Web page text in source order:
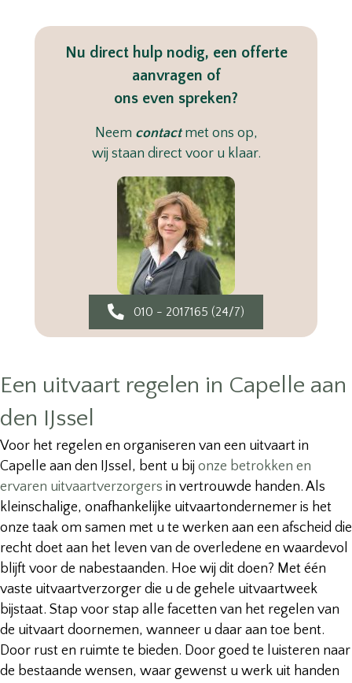
Nu direct hulp nodig, een offerte
aanvragen of
ons even spreken?
Neem contactmet ons op,
wij staan direct voor u klaar.
010 - 2017165 (24/7)
Een uitvaart regelen in Capelle aan
den IJssel
Voor het regelen en organiseren van een uitvaart in
Capelle aan den IJssel, bent u bij onze betrokken en
ervaren uitvaartverzorgers in vertrouwde handen. Als
kleinschalige, onafhankelijke uitvaartondernemer is het
onze taak om samen met u te werken aan een afscheid die
recht doet aan het leven van de overledene en waardevol
blijft voor de nabestaanden. Hoe wij dit doen? Met één
vaste uitvaartverzorger die u de gehele uitvaartweek
bijstaat. Stap voor stap alle facetten van het regelen van
de uitvaart doornemen, wanneer u daar aan toe bent.
Door rust en ruimte te bieden. Door goed te luisteren naar
de bestaande wensen, waar gewenst u werk uit handen